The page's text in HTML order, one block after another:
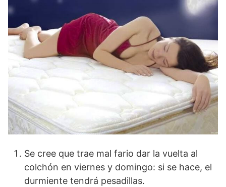
Se cree que trae mal fario dar la vuelta al
colchón en viernes y domingo: si se hace, el
durmiente tendrá pesadillas.